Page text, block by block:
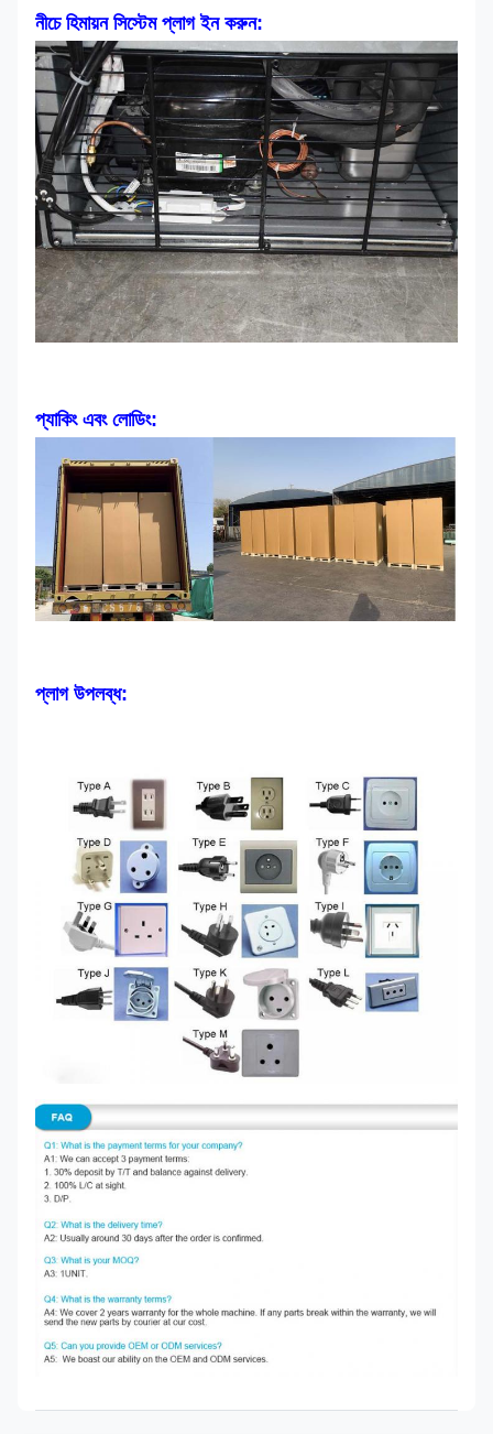
নীচে হিমায়ন সিস্টেম প্লাগ ইন করুন:
প্যাকিং এবং লোডিং:
প্লাগ উপলব্ধ: